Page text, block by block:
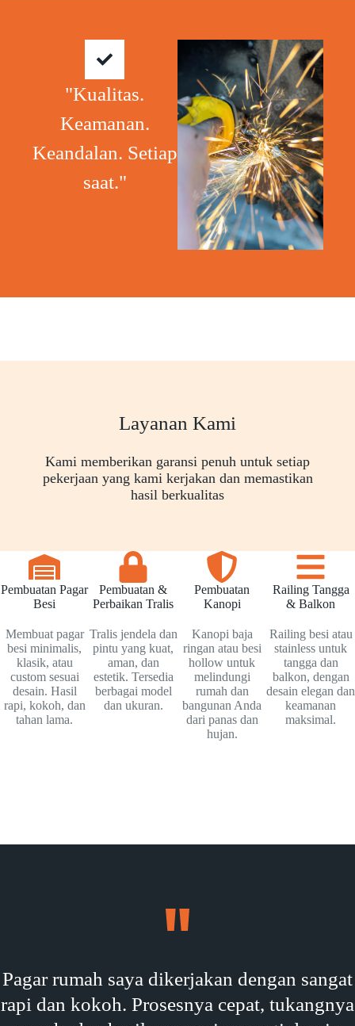
"Kualitas.
Keamanan.
Keandalan. Setiap
saat."
Layanan Kami
Kami memberikan garansi penuh untuk setiap
pekerjaan yang kami kerjakan dan memastikan
hasil berkualitas
Pembuatan Pagar
Besi
Membuat pagar
besi minimalis,
klasik, atau
custom sesuai
desain. Hasil
rapi, kokoh, dan
tahan lama.
Pembuatan &
Perbaikan Tralis
Tralis jendela dan
pintu yang kuat,
aman, dan
estetik. Tersedia
berbagai model
dan ukuran.
Pembuatan
Kanopi
Kanopi baja
ringan atau besi
hollow untuk
melindungi
rumah dan
bangunan Anda
dari panas dan
hujan.
Railing Tangga
& Balkon
Railing besi atau
stainless untuk
tangga dan
balkon, dengan
desain elegan dan
keamanan
maksimal.
Pagar rumah saya dikerjakan dengan sangat
rapi dan kokoh. Prosesnya cepat, tukangnya